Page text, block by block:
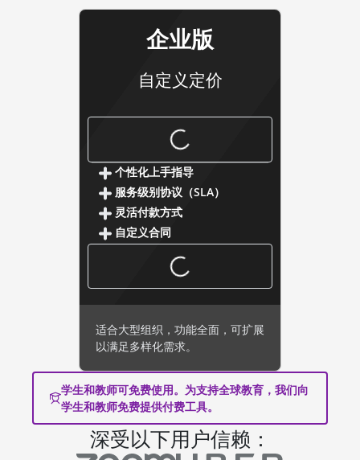
企业版
自定义定价
个性化上手指导
服务级别协议（SLA）
灵活付款方式
自定义合同
适合大型组织，功能全面，可扩展
以满足多样化需求。
学生和教师可免费使用。为支持全球教育，我们向
学生和教师免费提供付费工具。
深受以下用户信赖：